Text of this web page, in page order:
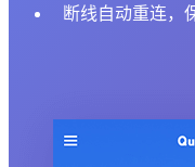
断线自动重连，